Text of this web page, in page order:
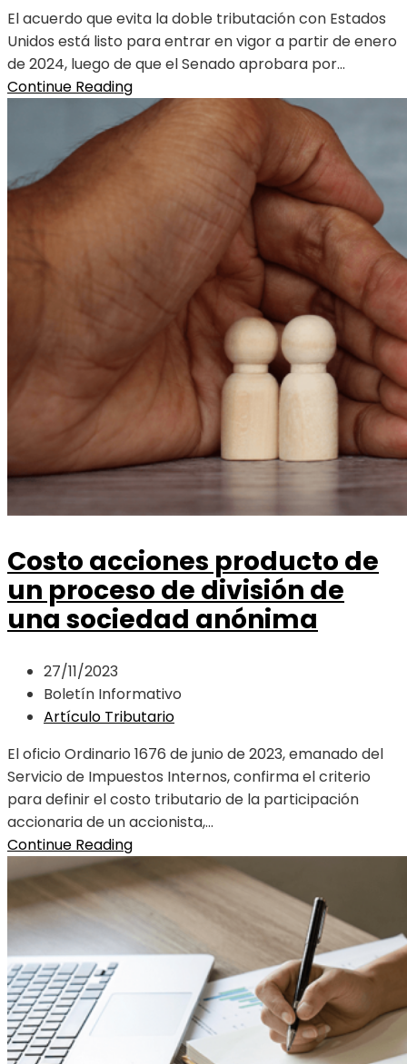
El acuerdo que evita la doble tributación con Estados
Unidos está listo para entrar en vigor a partir de enero
de 2024, luego de que el Senado aprobara por...
Continue Reading
Costo acciones producto de
un proceso de división de
una sociedad anónima
27/11/2023
Boletín Informativo
Artículo Tributario
El oficio Ordinario 1676 de junio de 2023, emanado del
Servicio de Impuestos Internos, confirma el criterio
para definir el costo tributario de la participación
accionaria de un accionista,...
Continue Reading